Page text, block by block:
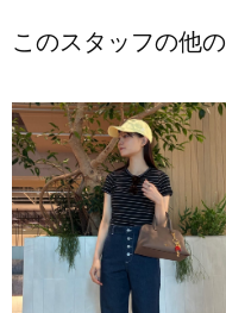
このスタッフの他